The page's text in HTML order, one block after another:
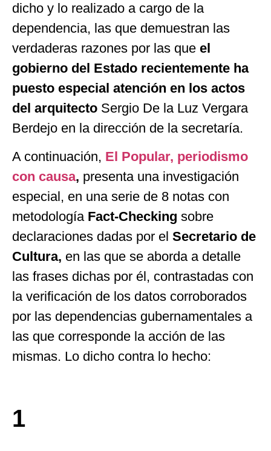
dicho y lo realizado a cargo de la
dependencia, las que demuestran las
verdaderas razones por las que el
gobierno del Estado recientemente ha
puesto especial atención en los actos
del arquitecto Sergio De la Luz Vergara
Berdejo en la dirección de la secretaría.
A continuación, El Popular, periodismo
con causa, presenta una investigación
especial, en una serie de 8 notas con
metodología Fact-Checking sobre
declaraciones dadas por el Secretario de
Cultura, en las que se aborda a detalle
las frases dichas por él, contrastadas con
la verificación de los datos corroborados
por las dependencias gubernamentales a
las que corresponde la acción de las
mismas. Lo dicho contra lo hecho:
1